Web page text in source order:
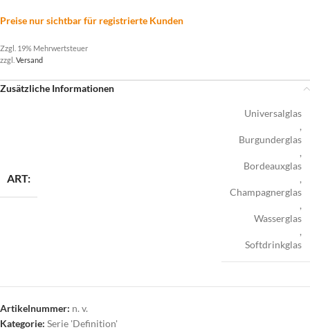
Preise nur sichtbar für registrierte Kunden
Zzgl. 19% Mehrwertsteuer
zzgl. Versand
Zusätzliche Informationen
ART:
Universalglas
,
Burgunderglas
,
Bordeauxglas
,
Champagnerglas
,
Wasserglas
,
Softdrinkglas
Artikelnummer: n. v.
Kategorie: Serie 'Definition'